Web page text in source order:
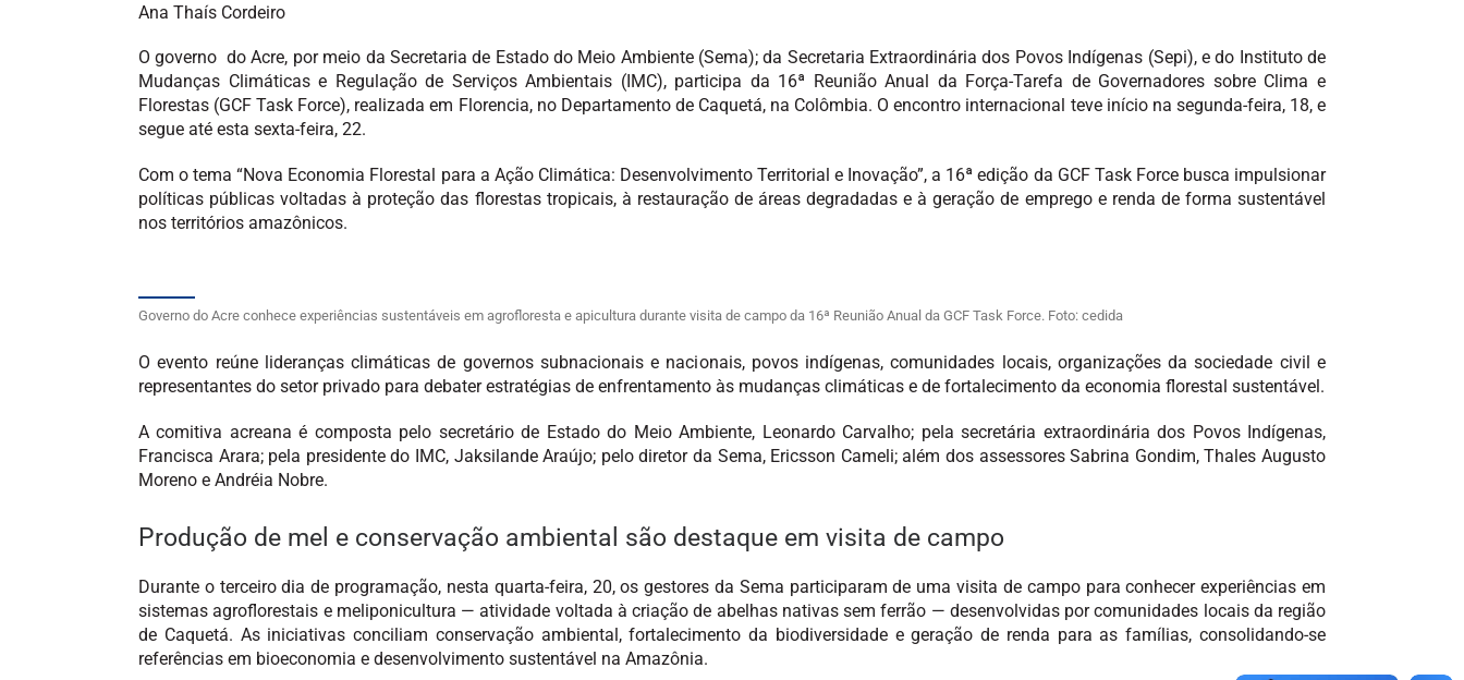
Ana Thaís Cordeiro
O governo do Acre, por meio da Secretaria de Estado do Meio Ambiente (Sema); da Secretaria Extraordinária dos Povos Indígenas (Sepi), e do Instituto de
Mudanças Climáticas e Regulação de Serviços Ambientais (IMC), participa da 16ª Reunião Anual da Força-Tarefa de Governadores sobre Clima e
Florestas (GCF Task Force), realizada em Florencia, no Departamento de Caquetá, na Colômbia. O encontro internacional teve início na segunda-feira, 18, e
segue até esta sexta-feira, 22.
Com o tema “Nova Economia Florestal para a Ação Climática: Desenvolvimento Territorial e Inovação”, a 16ª edição da GCF Task Force busca impulsionar
políticas públicas voltadas à proteção das florestas tropicais, à restauração de áreas degradadas e à geração de emprego e renda de forma sustentável
nos territórios amazônicos.
Governo do Acre conhece experiências sustentáveis em agrofloresta e apicultura durante visita de campo da 16ª Reunião Anual da GCF Task Force. Foto: cedida
O evento reúne lideranças climáticas de governos subnacionais e nacionais, povos indígenas, comunidades locais, organizações da sociedade civil e
representantes do setor privado para debater estratégias de enfrentamento às mudanças climáticas e de fortalecimento da economia florestal sustentável.
A comitiva acreana é composta pelo secretário de Estado do Meio Ambiente, Leonardo Carvalho; pela secretária extraordinária dos Povos Indígenas,
Francisca Arara; pela presidente do IMC, Jaksilande Araújo; pelo diretor da Sema, Ericsson Cameli; além dos assessores Sabrina Gondim, Thales Augusto
Moreno e Andréia Nobre.
Produção de mel e conservação ambiental são destaque em visita de campo
Durante o terceiro dia de programação, nesta quarta-feira, 20, os gestores da Sema participaram de uma visita de campo para conhecer experiências em
sistemas agroflorestais e meliponicultura — atividade voltada à criação de abelhas nativas sem ferrão — desenvolvidas por comunidades locais da região
de Caquetá. As iniciativas conciliam conservação ambiental, fortalecimento da biodiversidade e geração de renda para as famílias, consolidando-se
referências em bioeconomia e desenvolvimento sustentável na Amazônia.